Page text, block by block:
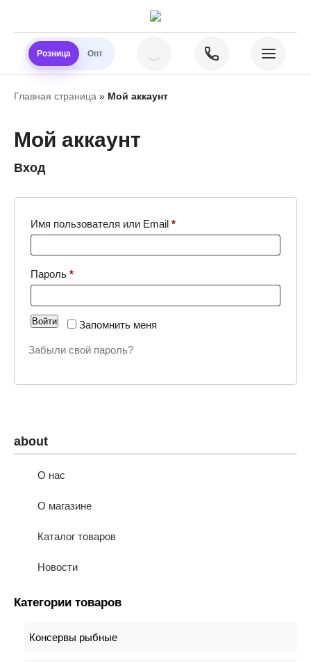
Розница Опт
Главная страница » Мой аккаунт
Мой аккаунт
Вход
Имя пользователя или Email *Обязательно
Пароль *Обязательно
Запомнить меня
Войти
Забыли свой пароль?
about
О нас
О магазине
Каталог товаров
Новости
Категории товаров
Консервы рыбные